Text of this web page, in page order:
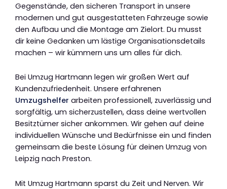
Gegenstände, den sicheren Transport in unsere
modernen und gut ausgestatteten Fahrzeuge sowie
den Aufbau und die Montage am Zielort. Du musst
dir keine Gedanken um lästige Organisationsdetails
machen – wir kümmern uns um alles für dich.
Bei Umzug Hartmann legen wir großen Wert auf
Kundenzufriedenheit. Unsere erfahrenen
Umzugshelfer arbeiten professionell, zuverlässig und
sorgfältig, um sicherzustellen, dass deine wertvollen
Besitztümer sicher ankommen. Wir gehen auf deine
individuellen Wünsche und Bedürfnisse ein und finden
gemeinsam die beste Lösung für deinen Umzug von
Leipzig nach Preston.
Mit Umzug Hartmann sparst du Zeit und Nerven. Wir